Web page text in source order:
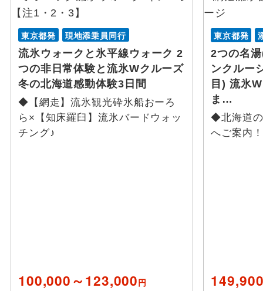
東京都発 現地添乗員同行
流氷ウォークと氷平線ウォーク 2
つの非日常体験と流氷Wクルーズ
冬の北海道感動体験3日間
◆【網走】流氷観光砕氷船おーろ
ら×【知床羅臼】流氷バードウォッ
チング♪
100,000～123,000円
東京都発
2つの名
ンクルー
目) 流氷
ま…
◆北海道
へご案内！